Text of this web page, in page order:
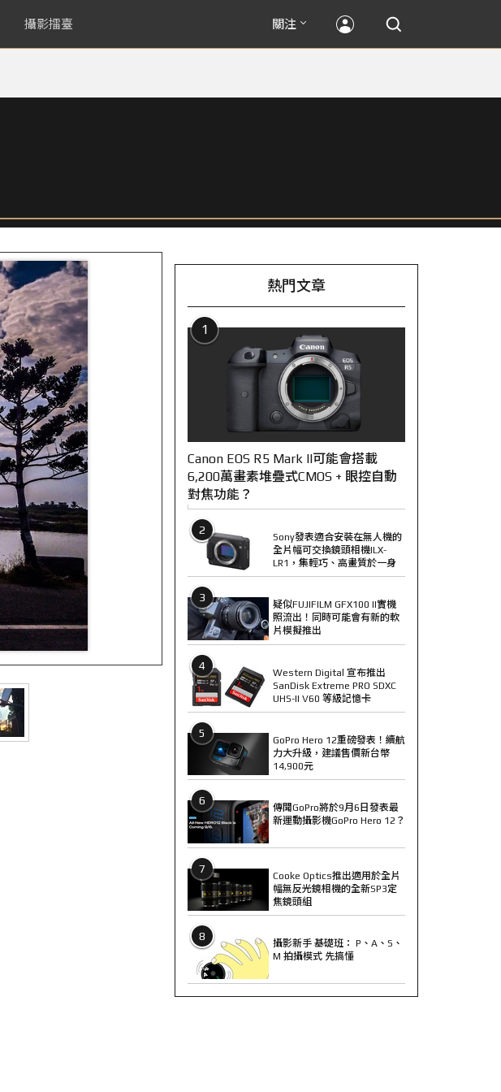
攝影擂臺 關注
熱門文章
1
Canon EOS R5 Mark II可能會搭載
6,200萬畫素堆疊式CMOS + 眼控自動
對焦功能？
2
Sony發表適合安裝在無人機的
全片幅可交換鏡頭相機ILX-
LR1，集輕巧、高畫質於一身
3
疑似FUJIFILM GFX100 II實機
照流出！同時可能會有新的軟
片模擬推出
4
Western Digital 宣布推出
SanDisk Extreme PRO SDXC
UHS-II V60 等級記憶卡
5
GoPro Hero 12重磅發表！續航
力大升級，建議售價新台幣
14,900元
6
傳聞GoPro將於9月6日發表最
新運動攝影機GoPro Hero 12？
7
Cooke Optics推出適用於全片
幅無反光鏡相機的全新SP3定
焦鏡頭組
8
攝影新手 基礎班： P、A、S、
M 拍攝模式 先搞懂